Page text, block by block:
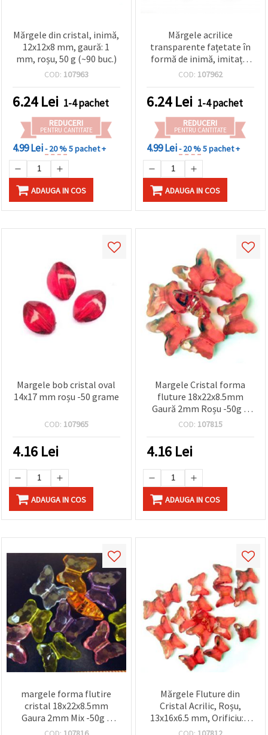
Mărgele din cristal, inimă,
12x12x8 mm, gaură: 1
mm, roșu, 50 g (~90 buc.)
COD: 107963
6.24Lei 1-4 pachet
REDUCERI
PENTRU CANTITATE
4.99 Lei- 20 %5 pachet +
ADAUGA IN COS
Mărgele acrilice
transparente fațetate în
formă de inimă, imitație
de cristal, 12x12x8 mm,
buc.)
COD: 107962
6.24Lei 1-4 pachet
REDUCERI
PENTRU CANTITATE
4.99 Lei- 20 %5 pachet +
ADAUGA IN COS
Margele bob cristal oval
14x17 mm roșu -50 grame
COD: 107965
4.16 Lei
ADAUGA IN COS
Margele Cristal forma
fluture 18x22x8.5mm
Gaură 2mm Roșu -50g ~
25buc
COD: 107815
4.16 Lei
ADAUGA IN COS
margele forma flutire
cristal 18x22x8.5mm
Gaura 2mm Mix -50g ~
25buc
Mărgele Fluture din
Cristal Acrilic, Roșu,
13x16x6.5 mm, Orificiu: 2
mm, 50 g (~75 buc.)